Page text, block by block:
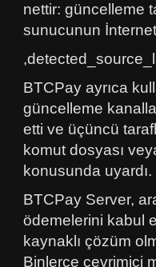
nettir: güncelleme
sunucunun
BTCPay ayrıca
güncelleme
etti ve üçüncü
komut dosyası
konusunda uyardı.
BTCPay Server,
ödemelerini kabul
kaynaklı çözüm
Binlerce çevrimiçi